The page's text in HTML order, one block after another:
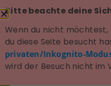
Bitte beachte deine
Wenn du nicht möchtest,
du diese Seite besucht
privaten/Inkognito-
wird der Besuch nicht im